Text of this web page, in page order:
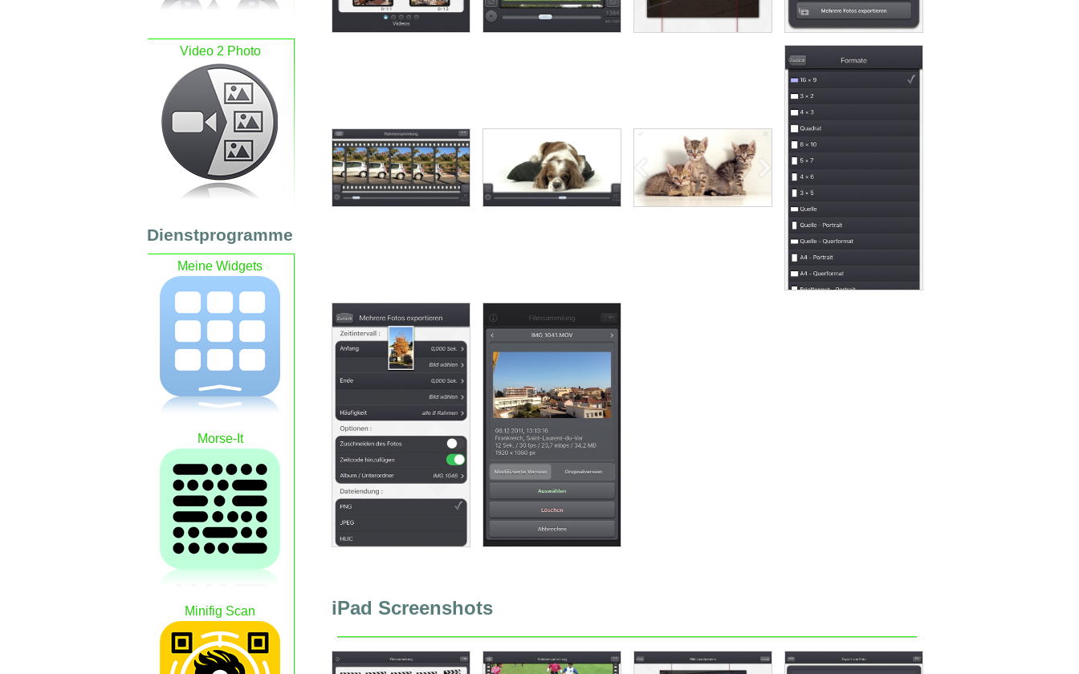
Video 2 Photo
Dienstprogramme
Meine Widgets
Morse-It
Minifig Scan iPad Screenshots